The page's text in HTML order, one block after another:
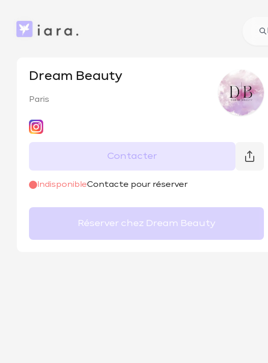
Dream Beauty
Paris
Contacter
IndisponibleContacte pour réserver
@dream_beauty_paris
Réserver chez Dream Beauty